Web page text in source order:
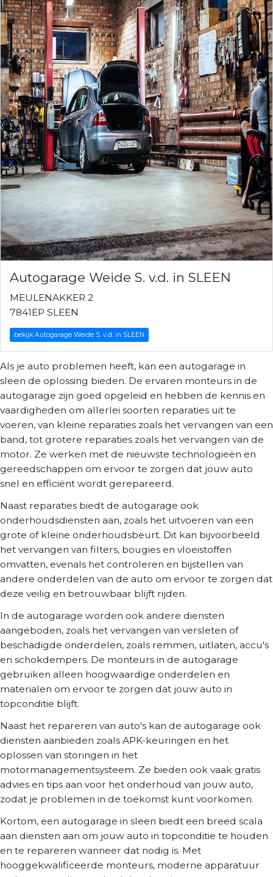
Autogarage Weide S. v.d. in SLEEN
MEULENAKKER 2
7841EP SLEEN
bekijk Autogarage Weide S. v.d. in SLEEN
Als je auto problemen heeft, kan een autogarage in
sleen de oplossing bieden. De ervaren monteurs in de
autogarage zijn goed opgeleid en hebben de kennis en
vaardigheden om allerlei soorten reparaties uit te
voeren, van kleine reparaties zoals het vervangen van een
band, tot grotere reparaties zoals het vervangen van de
motor. Ze werken met de nieuwste technologieën en
gereedschappen om ervoor te zorgen dat jouw auto
snel en efficiënt wordt gerepareerd.
Naast reparaties biedt de autogarage ook
onderhoudsdiensten aan, zoals het uitvoeren van een
grote of kleine onderhoudsbeurt. Dit kan bijvoorbeeld
het vervangen van filters, bougies en vloeistoffen
omvatten, evenals het controleren en bijstellen van
andere onderdelen van de auto om ervoor te zorgen dat
deze veilig en betrouwbaar blijft rijden.
In de autogarage worden ook andere diensten
aangeboden, zoals het vervangen van versleten of
beschadigde onderdelen, zoals remmen, uitlaten, accu's
en schokdempers. De monteurs in de autogarage
gebruiken alleen hoogwaardige onderdelen en
materialen om ervoor te zorgen dat jouw auto in
topconditie blijft.
Naast het repareren van auto's kan de autogarage ook
diensten aanbieden zoals APK-keuringen en het
oplossen van storingen in het
motormanagementsysteem. Ze bieden ook vaak gratis
advies en tips aan voor het onderhoud van jouw auto,
zodat je problemen in de toekomst kunt voorkomen.
Kortom, een autogarage in sleen biedt een breed scala
aan diensten aan om jouw auto in topconditie te houden
en te repareren wanneer dat nodig is. Met
hooggekwalificeerde monteurs, moderne apparatuur